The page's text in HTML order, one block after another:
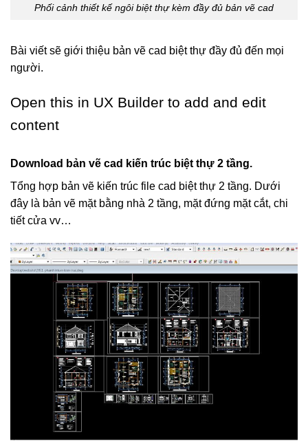
Phối cảnh thiết kế ngôi biệt thự kèm đầy đủ bản vẽ cad
Bài viết sẽ giới thiệu bản vẽ cad biệt thự đầy đủ đến mọi
người.
Open this in UX Builder to add and edit
content
Download bản vẽ cad kiến trúc biệt thự 2 tầng.
Tổng hợp bản vẽ kiến trúc file cad biệt thự 2 tầng. Dưới
đây là bản vẽ mặt bằng nhà 2 tầng, mặt đứng mặt cắt, chi
tiết cửa vv…